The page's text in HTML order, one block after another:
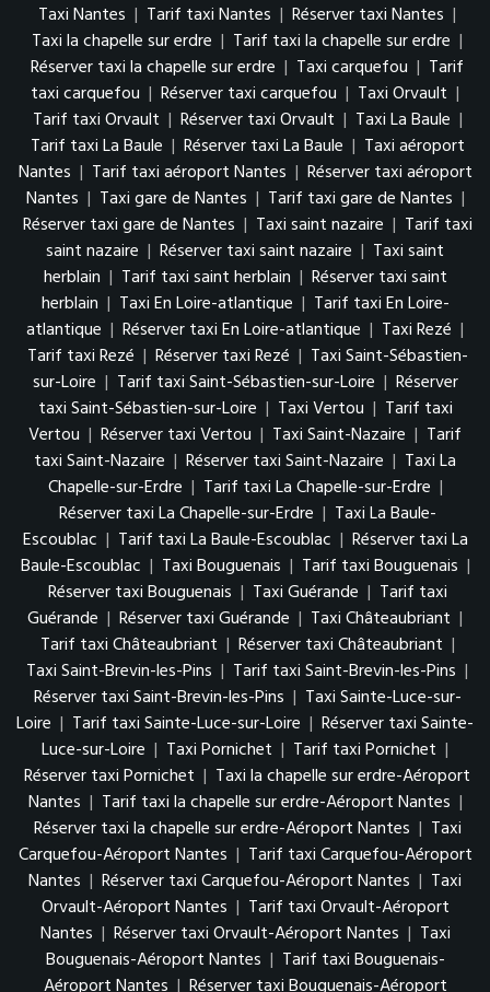
Taxi Nantes | Tarif taxi Nantes | Réserver taxi Nantes |
Taxi la chapelle sur erdre | Tarif taxi la chapelle sur erdre |
Réserver taxi la chapelle sur erdre | Taxi carquefou | Tarif
taxi carquefou | Réserver taxi carquefou | Taxi Orvault |
Tarif taxi Orvault | Réserver taxi Orvault | Taxi La Baule |
Tarif taxi La Baule | Réserver taxi La Baule | Taxi aéroport
Nantes | Tarif taxi aéroport Nantes | Réserver taxi aéroport
Nantes | Taxi gare de Nantes | Tarif taxi gare de Nantes |
Réserver taxi gare de Nantes | Taxi saint nazaire | Tarif taxi
saint nazaire | Réserver taxi saint nazaire | Taxi saint
herblain | Tarif taxi saint herblain | Réserver taxi saint
herblain | Taxi En Loire-atlantique | Tarif taxi En Loire-
atlantique | Réserver taxi En Loire-atlantique | Taxi Rezé |
Tarif taxi Rezé | Réserver taxi Rezé | Taxi Saint-Sébastien-
sur-Loire | Tarif taxi Saint-Sébastien-sur-Loire | Réserver
taxi Saint-Sébastien-sur-Loire | Taxi Vertou | Tarif taxi
Vertou | Réserver taxi Vertou | Taxi Saint-Nazaire | Tarif
taxi Saint-Nazaire | Réserver taxi Saint-Nazaire | Taxi La
Chapelle-sur-Erdre | Tarif taxi La Chapelle-sur-Erdre |
Réserver taxi La Chapelle-sur-Erdre | Taxi La Baule-
Escoublac | Tarif taxi La Baule-Escoublac | Réserver taxi La
Baule-Escoublac | Taxi Bouguenais | Tarif taxi Bouguenais |
Réserver taxi Bouguenais | Taxi Guérande | Tarif taxi
Guérande | Réserver taxi Guérande | Taxi Châteaubriant |
Tarif taxi Châteaubriant | Réserver taxi Châteaubriant |
Taxi Saint-Brevin-les-Pins | Tarif taxi Saint-Brevin-les-Pins |
Réserver taxi Saint-Brevin-les-Pins | Taxi Sainte-Luce-sur-
Loire | Tarif taxi Sainte-Luce-sur-Loire | Réserver taxi Sainte-
Luce-sur-Loire | Taxi Pornichet | Tarif taxi Pornichet |
Réserver taxi Pornichet | Taxi la chapelle sur erdre-Aéroport
Nantes | Tarif taxi la chapelle sur erdre-Aéroport Nantes |
Réserver taxi la chapelle sur erdre-Aéroport Nantes | Taxi
Carquefou-Aéroport Nantes | Tarif taxi Carquefou-Aéroport
Nantes | Réserver taxi Carquefou-Aéroport Nantes | Taxi
Orvault-Aéroport Nantes | Tarif taxi Orvault-Aéroport
Nantes | Réserver taxi Orvault-Aéroport Nantes | Taxi
Bouguenais-Aéroport Nantes | Tarif taxi Bouguenais-